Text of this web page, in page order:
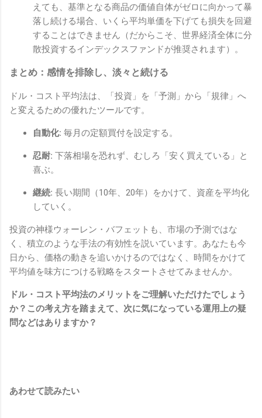
えても、基準となる商品の価値自体がゼロに向かって暴
落し続ける場合、いくら平均単価を下げても損失を回避
することはできません（だからこそ、世界経済全体に分
散投資するインデックスファンドが推奨されます）。
まとめ：感情を排除し、淡々と続ける
ドル・コスト平均法は、「投資」を「予測」から「規律」へ
と変えるための優れたツールです。
自動化: 毎月の定額買付を設定する。
忍耐: 下落相場を恐れず、むしろ「安く買えている」と
喜ぶ。
継続: 長い期間（10年、20年）をかけて、資産を平均化
していく。
投資の神様ウォーレン・バフェットも、市場の予測ではな
く、積立のような手法の有効性を説いています。あなたも今
日から、価格の動きを追いかけるのではなく、時間をかけて
平均値を味方につける戦略をスタートさせてみませんか。
ドル・コスト平均法のメリットをご理解いただけたでしょう
か？この考え方を踏まえて、次に気になっている運用上の疑
問などはありますか？
あわせて読みたい